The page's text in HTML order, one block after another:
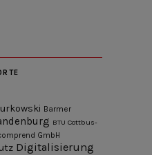
Barmer
BTU Cottbus-
GmbH
Digitalisierung